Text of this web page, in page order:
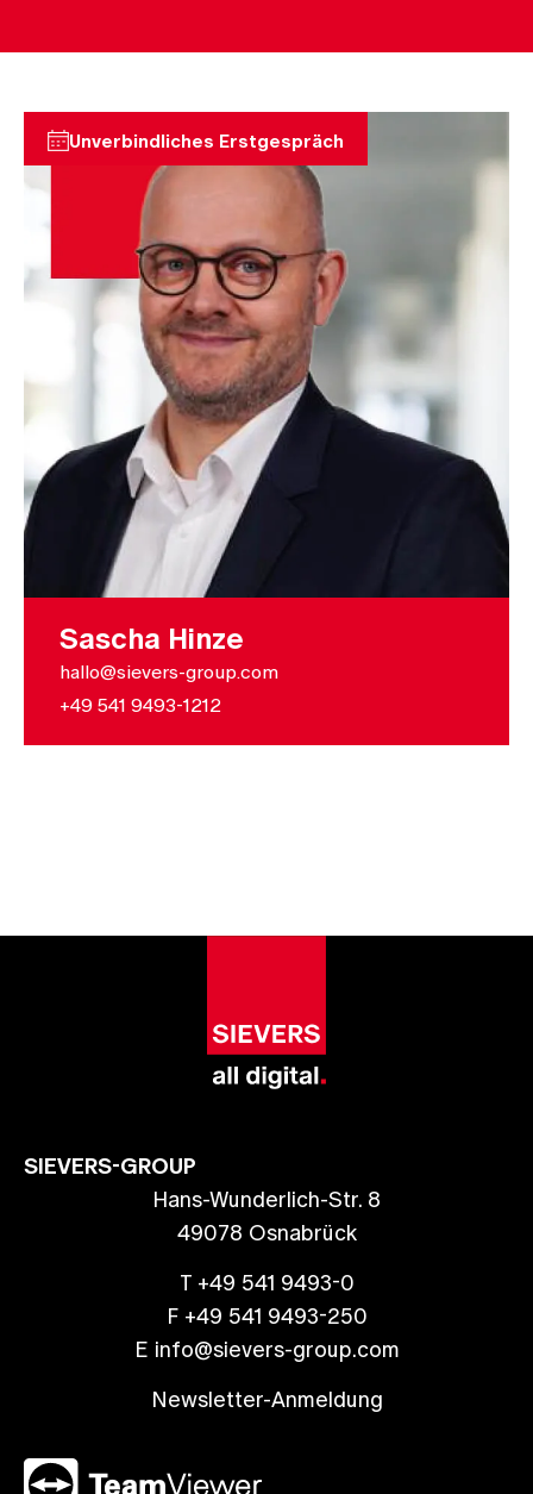
Sascha Hinze
hallo@sievers-group.com
+49 541 9493-1212
Unverbindliches Erstgespräch
SIEVERS-GROUP
Hans-Wunderlich-Str. 8
49078 Osnabrück
T +49 541 9493-0
F +49 541 9493-250
E info@sievers-group.com
Newsletter-Anmeldung